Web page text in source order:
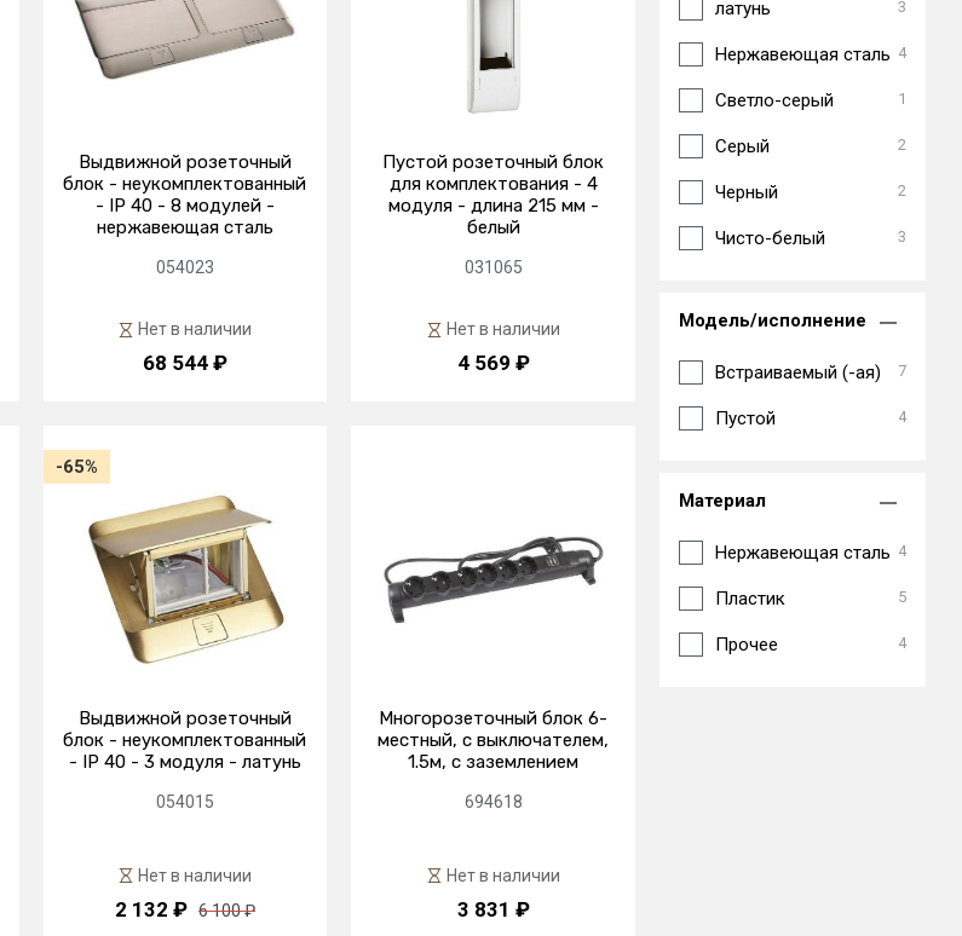
Выдвижной розеточный
блок - неукомплектованный
- IP 40 - 8 модулей -
нержавеющая сталь
054023
Нет в наличии
68 544 ₽
Пустой розеточный блок
для комплектования - 4
модуля - длина 215 мм -
белый
031065
Нет в наличии
4 569 ₽
-65%
Выдвижной розеточный
блок - неукомплектованный
- IP 40 - 3 модуля - латунь
054015
Нет в наличии
2 132 ₽ 6 100 ₽
Многорозеточный блок 6-
местный, с выключателем,
1.5м, с заземлением
694618
Нет в наличии
3 831 ₽
латунь 3
Нержавеющая сталь 4
Светло-серый 1
Серый 2
Черный 2
Чисто-белый 3
Модель/исполнение
Встраиваемый (-ая) 7
Пустой 4
Материал
Нержавеющая сталь 4
Пластик 5
Прочее 4